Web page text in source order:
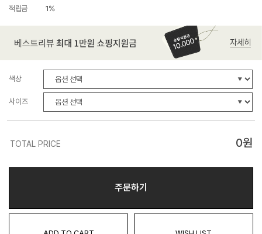
적립금 1%
색상
사이즈
TOTAL PRICE 0원
주문하기